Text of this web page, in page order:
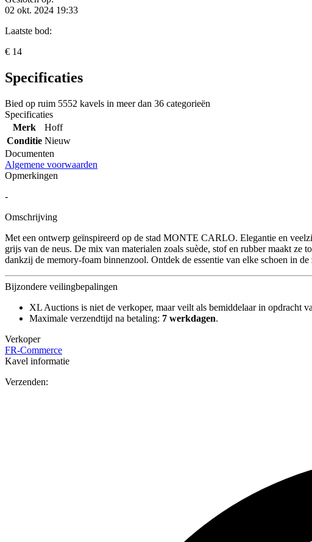
02 okt. 2024 19:33
Laatste bod:
€ 14
Specificaties
Bied op ruim 5552 kavels in meer dan 36 categorieën
Specificaties
Merk
Hoff
Conditie Nieuw
Documenten
Algemene voorwaarden
Opmerkingen
-
Omschrijving
Met een ontwerp geïnspireerd op de stad MONTE CARLO. Elegantie en
grijs van de neus. De mix van materialen zoals suède, stof en rubber maakt
dankzij de memory-foam binnenzool. Ontdek de essentie van elke schoen in
Bijzondere veilingbepalingen
XL Auctions is niet de verkoper, maar veilt als bemiddelaar in opdracht
Maximale verzendtijd na betaling: 7 werkdagen.
Verkoper
FR-Commerce
Kavel informatie
Verzenden: